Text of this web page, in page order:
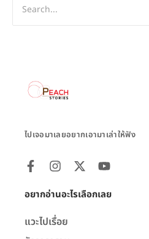
ไปเจอมาเลยอยากเอามาเล่าให้ฟัง
อยากอ่านอะไรเลือกเลย
แวะไปเรื่อย